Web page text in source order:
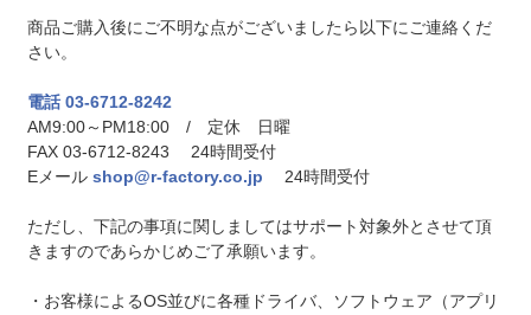
商品ご購入後にご不明な点がございましたら以下にご連絡くだ
さい。
電話 03-6712-8242
AM9:00～PM18:00 / 定休 日曜
FAX 03-6712-8243 24時間受付
Eメール shop@r-factory.co.jp 24時間受付
ただし、下記の事項に関しましてはサポート対象外とさせて頂
きますのであらかじめご了承願います。
・お客様によるOS並びに各種ドライバ、ソフトウェア（アプリ